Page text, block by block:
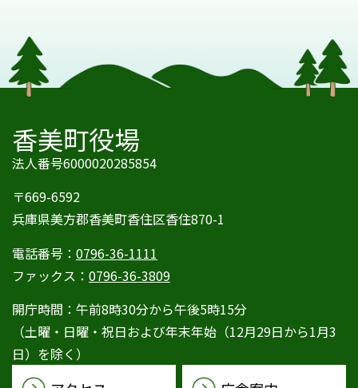
香美町役場
法人番号6000020285854
〒669-6592
兵庫県美方郡香美町香住区香住870-1
電話番号： 0796-36-1111
ファックス： 0796-36-3809
開庁時間：午前8時30分から午後5時15分
（土曜・日曜・祝日および年末年始（12月29日から1月3
日）を除く）